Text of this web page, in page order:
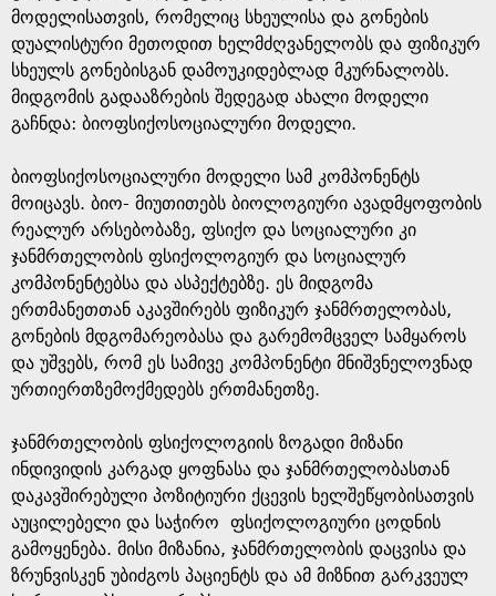
მოდელისათვის, რომელიც სხეულისა და გონების
დუალისტური მეთოდით ხელმძღვანელობს და ფიზიკურ
სხეულს გონებისგან დამოუკიდებლად მკურნალობს.
მიდგომის გადააზრების შედეგად ახალი მოდელი
გაჩნდა: ბიოფსიქოსოციალური მოდელი.
ბიოფსიქოსოციალური მოდელი სამ კომპონენტს
მოიცავს. ბიო- მიუთითებს ბიოლოგიური ავადმყოფობის
რეალურ არსებობაზე, ფსიქო და სოციალური კი
ჯანმრთელობის ფსიქოლოგიურ და სოციალურ
კომპონენტებსა და ასპექტებზე. ეს მიდგომა
ერთმანეთთან აკავშირებს ფიზიკურ ჯანმრთელობას,
გონების მდგომარეობასა და გარემომცველ სამყაროს
და უშვებს, რომ ეს სამივე კომპონენტი მნიშვნელოვნად
ურთიერთზემოქმედებს ერთმანეთზე.
ჯანმრთელობის ფსიქოლოგიის ზოგადი მიზანი
ინდივიდის კარგად ყოფნასა და ჯანმრთელობასთან
დაკავშირებული პოზიტიური ქცევის ხელშეწყობისათვის
აუცილებელი და საჭირო ფსიქოლოგიური ცოდნის
გამოყენება. მისი მიზანია, ჯანმრთელობის დაცვისა და
ზრუნვისკენ უბიძგოს პაციენტს და ამ მიზნით გარკვეულ